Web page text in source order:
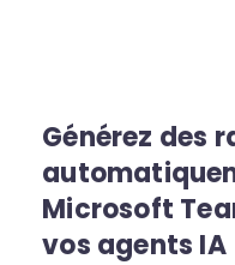
Générez des
Microsoft
vos agents IA